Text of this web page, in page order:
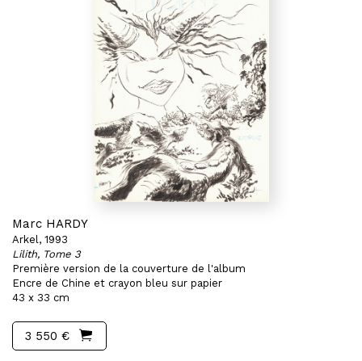
Marc HARDY
Arkel, 1993
Lilith, Tome 3
Première version de la couverture de l'album
Encre de Chine et crayon bleu sur papier
43 x 33 cm
3 550 €